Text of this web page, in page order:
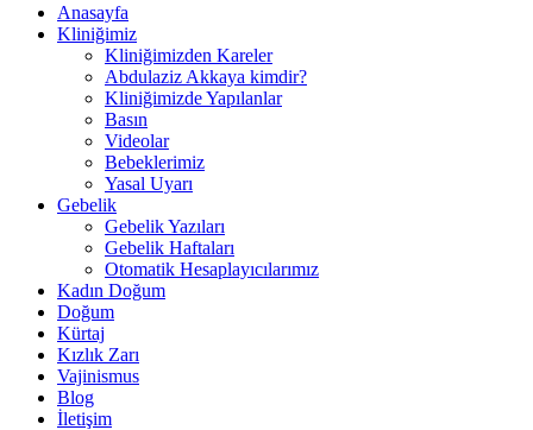
Anasayfa
Kliniğimiz
Kliniğimizden Kareler
Abdulaziz Akkaya kimdir?
Kliniğimizde Yapılanlar
Basın
Videolar
Bebeklerimiz
Yasal Uyarı
Gebelik
Gebelik Yazıları
Gebelik Haftaları
Otomatik Hesaplayıcılarımız
Kadın Doğum
Doğum
Kürtaj
Kızlık Zarı
Vajinismus
Blog
İletişim